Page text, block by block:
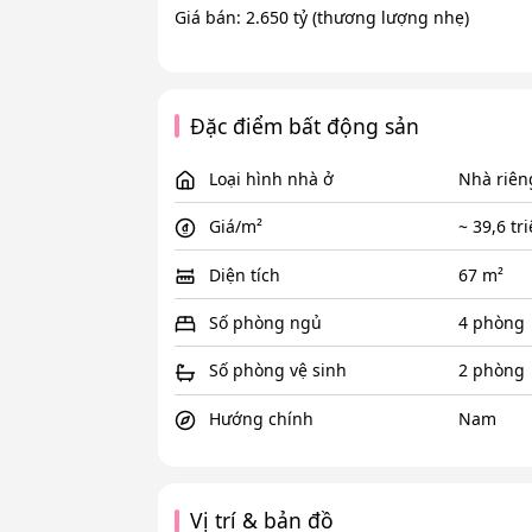
Giá bán: 2.650 tỷ (thương lượng nhẹ)
Đặc điểm bất động sản
Loại hình nhà ở Nhà
Giá/m² ~ 39,6
Diện tích 67 m²
Số phòng ngủ 4 phòng
Số phòng vệ sinh 2 phòng
Hướng chính Nam
Vị trí & bản đồ